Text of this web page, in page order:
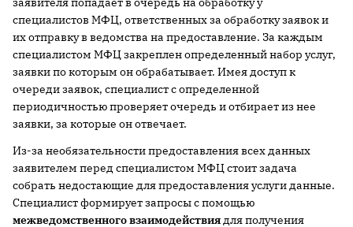
специалистов МФЦ, ответственных за обработку заявок и
их отправку в ведомства на предоставление. За каждым
специалистом МФЦ закреплен определенный набор услуг,
заявки по которым он обрабатывает. Имея доступ к
очереди заявок, специалист с определенной
периодичностью проверяет очередь и отбирает из нее
заявки, за которые он отвечает.
Из-за необязательности предоставления всех данных
заявителем перед специалистом МФЦ стоит задача
собрать недостающие для предоставления услуги данные.
Специалист формирует запросы с помощью
межведомственного взаимодействиядля получения